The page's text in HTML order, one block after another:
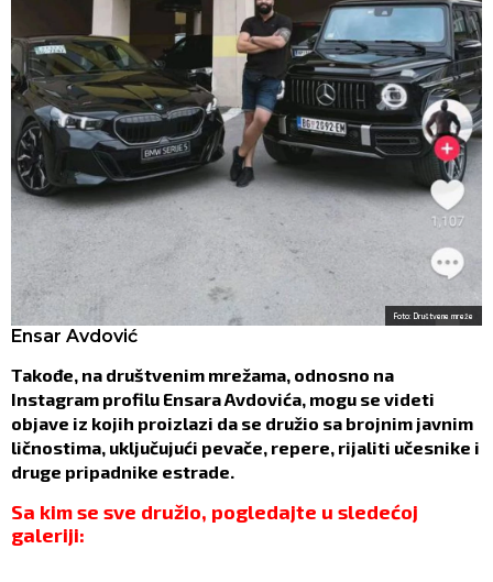
Foto: Društvene mreže
Ensar Avdović
Takođe, na društvenim mrežama, odnosno na
Instagram profilu Ensara Avdovića, mogu se videti
objave iz kojih proizlazi da se družio sa brojnim javnim
ličnostima, uključujući pevače, repere, rijaliti učesnike i
druge pripadnike estrade.
Sa kim se sve družio, pogledajte u sledećoj
galeriji: